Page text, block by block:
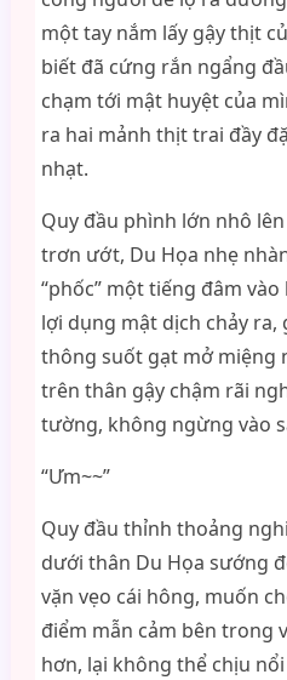
một tay nắm lấy gậy thịt
biết đã cứng rắn ngẩng
chạm tới mật huyệt của
ra hai mảnh thịt trai đầy
nhạt.
Quy đầu phình lớn nhô
trơn ướt, Du Họa nhẹ
“phốc” một tiếng đâm
lợi dụng mật dịch chảy
thông suốt gạt mở miệng
trên thân gậy chậm rãi
tường, không ngừng vào
“Ưm~~”
Quy đầu thỉnh thoảng
dưới thân Du Họa sướng
vặn vẹo cái hông, muốn
điểm mẫn cảm bên trong
hơn, lại không thể chịu